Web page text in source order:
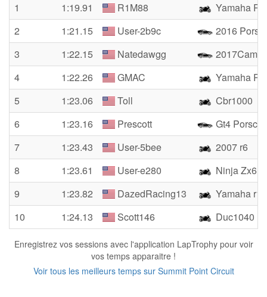
1
1:19.91 R1M88
Yamaha
2
1:21.15 User-2b9c
2016
3
1:22.15 Natedawgg
4
1:22.26 GMAC
Yamaha R1
5
1:23.06 Toll
Cbr1000
6
1:23.16 Prescott
Gt4
7
1:23.43 User-5bee
2007 r6
8
1:23.61 User-e280
Ninja Zx6r
9
1:23.82 DazedRacing13
Yamaha r1
10
1:24.13 Scott146 Duc1040
Enregistrez vos sessions avec l'application LapTrophy pour voir
vos temps apparaitre !
Voir tous les meilleurs temps sur Summit Point Circuit